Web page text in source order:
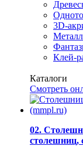
3D-
Клей-
Каталоги
Смотреть
02.
столешниц,